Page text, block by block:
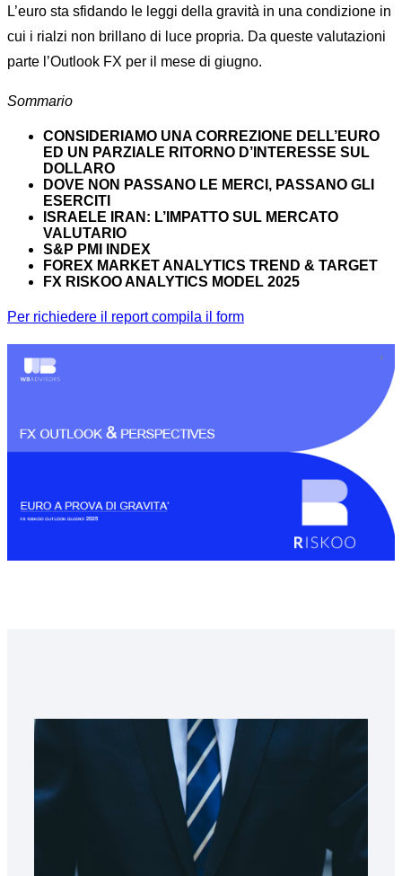
L’euro sta sfidando le leggi della gravità in una condizione in
cui i rialzi non brillano di luce propria. Da queste valutazioni
parte l’Outlook FX per il mese di giugno.
Sommario
CONSIDERIAMO UNA CORREZIONE DELL’EURO
ED UN PARZIALE RITORNO D’INTERESSE SUL
DOLLARO
DOVE NON PASSANO LE MERCI, PASSANO GLI
ESERCITI
ISRAELE IRAN: L’IMPATTO SUL MERCATO
VALUTARIO
S&P PMI INDEX
FOREX MARKET ANALYTICS TREND & TARGET
FX RISKOO ANALYTICS MODEL 2025
Per richiedere il report compila il form